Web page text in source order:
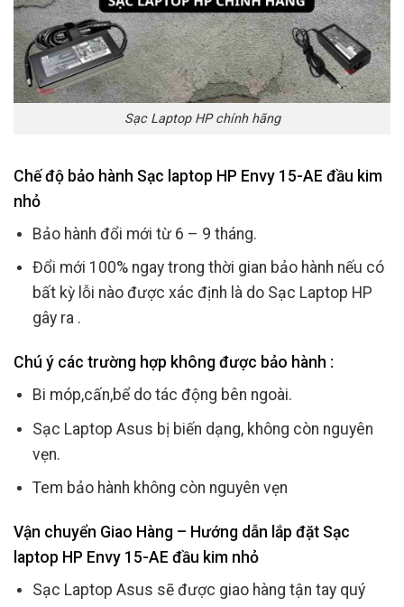
Sạc Laptop HP chính hãng
Chế độ bảo hành Sạc laptop HP Envy 15-AE đầu kim
nhỏ
Bảo hành đổi mới từ 6 – 9 tháng.
Đổi mới 100% ngay trong thời gian bảo hành nếu có
bất kỳ lỗi nào được xác định là do Sạc Laptop HP
gây ra .
Chú ý các trường hợp không được bảo hành :
Bi móp,cấn,bể do tác động bên ngoài.
Sạc Laptop Asus bị biến dạng, không còn nguyên
vẹn.
Tem bảo hành không còn nguyên vẹn
Vận chuyển Giao Hàng – Hướng dẫn lắp đặt Sạc
laptop HP Envy 15-AE đầu kim nhỏ
Sạc Laptop Asus sẽ được giao hàng tận tay quý